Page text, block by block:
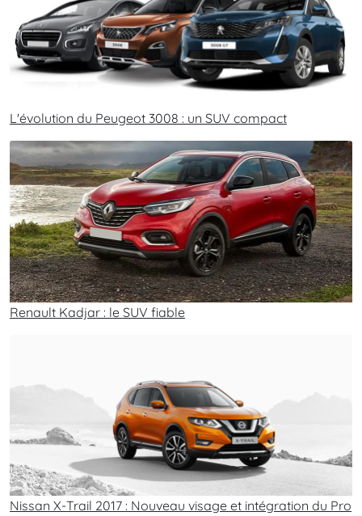
L'évolution du Peugeot 3008 : un SUV compact
Renault Kadjar : le SUV fiable
Nissan X-Trail 2017 : Nouveau visage et intégration du Pro